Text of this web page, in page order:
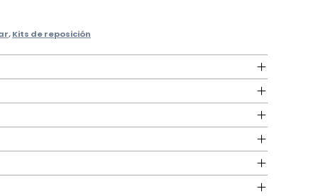
,Kits de reposición